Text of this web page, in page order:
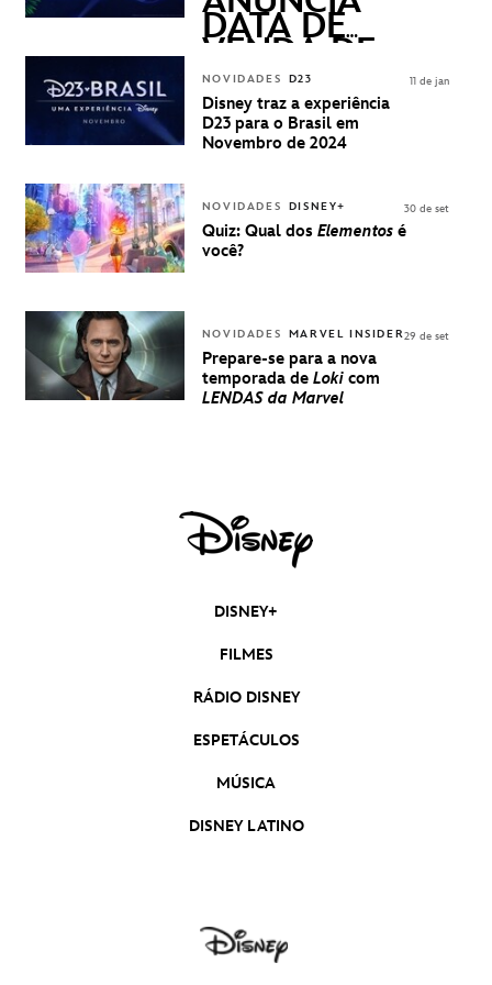
DATA DE
VENDA DE
INGRESSOS
PARA A D23
BRASIL -
UMA
DISNEY
NOVIDADES D23
Disney traz a experiência
D23 para o Brasil em
Novembro de 2024
11 de jan
NOVIDADES DISNEY+
Quiz: Qual dos Elementos é
você?
30 de set
NOVIDADES MARVEL INSIDER
Prepare-se para a nova
temporada de Loki com
LENDAS da Marvel
29 de set
DISNEY+
FILMES
RÁDIO DISNEY
ESPETÁCULOS
MÚSICA
DISNEY LATINO